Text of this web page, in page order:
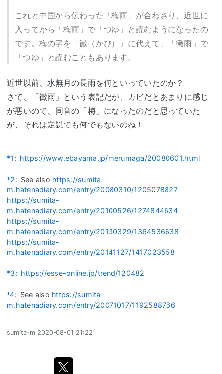
これと中国から伝わった「梅雨」が合わさり、近世に
入ってから「梅雨」で「つゆ」と読むようになったの
です。梅の字を「黴（かび）」に代えて、「黴雨」で
「つゆ」と読むこともあります。
近世以前、水無月の長雨を何といっていたのか？
さて、「黴雨」という表記だが、カビだとあまりに感じ
が悪いので、同音の「梅」になったのだと思っていた
が、それは定説でも何でもないのね！
*1 : https://www.ebayama.jp/merumaga/20080601.html
*2: See also https://sumita-
m.hatenadiary.com/entry/20080310/1205078827
https://sumita-
m.hatenadiary.com/entry/20100526/1274844634
https://sumita-
m.hatenadiary.com/entry/20130329/1364536638
https://sumita-
m.hatenadiary.com/entry/20141127/1417023558
*3: https://esse-online.jp/trend/120482
*4: See also https://sumita-
m.hatenadiary.com/entry/20071017/1192588766
sumita-m 2020-08-01 21:22